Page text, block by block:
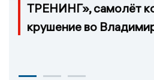
ТРЕНИНГ», самолёт
крушение во